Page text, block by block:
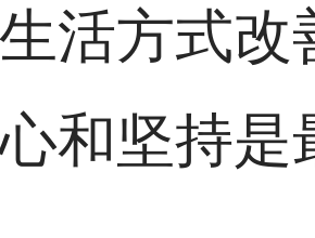
活方式改
和坚持是